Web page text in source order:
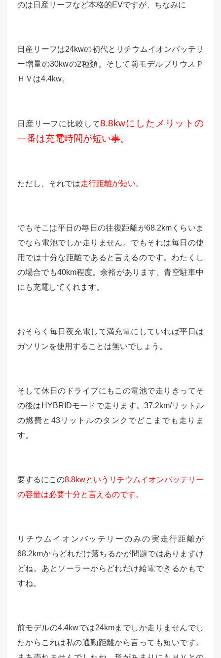
のは日産リーフなど本格的EVですが、ちなみに
日産リーフは24kwの初代とリチウムイオンバッテリ
ー増量の30kwの2種類。そして前モデルプリウスＰ
ＨＶは4.4kw。
日産リーフに比較して8.8kwにしたメリットの
一番は充電時間が短い事。
ただし、それでは走行距離が短い。
でもそこは平日の毎日の往復距離が68.2kmくらいま
でなら電池でしか走りません。でもそれは毎日の使
用では十分な距離であると言えるのです。わたくし
の場合でも40km程度。余裕があります、青空駐車中
にも充電してくれます。
おそらく毎日夜充電して満充電にしていれば平日は
ガソリンを使用することは無いでしょう。
そして休日のドライブにもこの電池で走りきってそ
の後はHYBRIDモードで走ります。37.2km/リットル
の燃費と43リットルのタンクでどこまでも走りま
す。
要するにこの8.8kwというリチウムイオンバッテリー
の容量は必要十分と言えるのです。
リチウムイオンバッテリーのみの実走行距離が
68.2kmからどれだけ落ちるかが問題ではありますけ
どね。あとソーラーからどれだけ給電できるかもで
すね。
前モデルの4.4kwでは24kmまでしか走りませんでし
たからこれは私の通勤距離から言っても短いです。